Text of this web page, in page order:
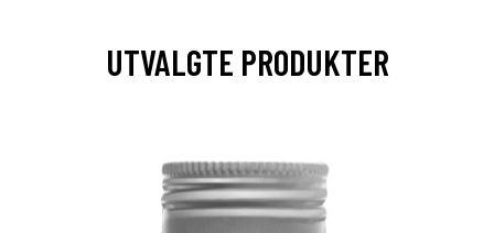
UTVALGTE PRODUKTER